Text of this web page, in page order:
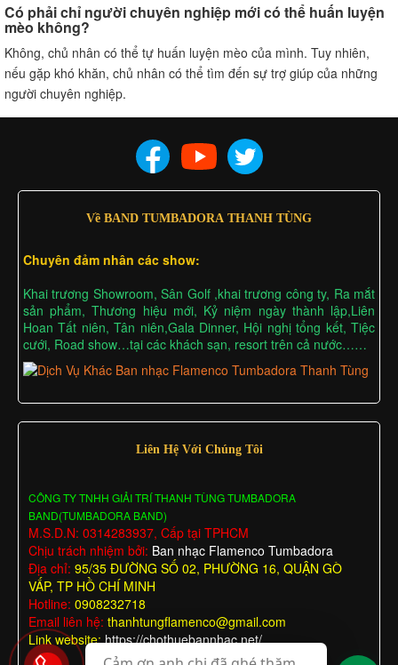
Có phải chỉ người chuyên nghiệp mới có thể huấn luyện
mèo không?
Không, chủ nhân có thể tự huấn luyện mèo của mình. Tuy nhiên,
nếu gặp khó khăn, chủ nhân có thể tìm đến sự trợ giúp của những
người chuyên nghiệp.
Về BAND TUMBADORA THANH TÙNG
Chuyên đảm nhân các show:
Khai trương Showroom, Sân Golf ,khai trương công ty, Ra mắt
sản phẩm, Thương hiệu mới, Kỷ niệm ngày thành lập,Liên
Hoan Tất niên, Tân niên,Gala Dinner, Hội nghị tổng kết, Tiệc
cưới, Road show…tại các khách sạn, resort trên cả nước……
Liên Hệ Với Chúng Tôi
CÔNG TY TNHH GIẢI TRÍ THANH TÙNG TUMBADORA
BAND(TUMBADORA BAND)
M.S.D.N: 0314283937, Cấp tại TPHCM
Chịu trách nhiệm bởi: Ban nhạc Flamenco Tumbadora
Địa chỉ: 95/35 ĐƯỜNG SỐ 02, PHƯỜNG 16, QUẬN GÒ
VẤP, TP HỒ CHÍ MINH
Hotline: 0908232718
Email liên hệ: thanhtungflamenco@gmail.com
Link website:https://chothuebannhac.net/